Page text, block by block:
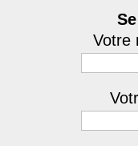
Votre